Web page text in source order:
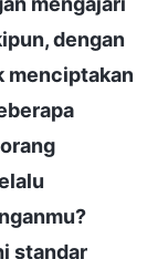
dengan
menciptakan
standar